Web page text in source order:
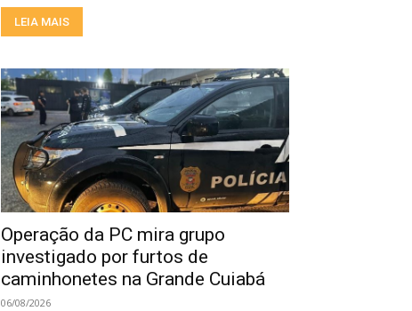
LEIA MAIS
Operação da PC mira grupo
investigado por furtos de
caminhonetes na Grande Cuiabá
06/08/2026